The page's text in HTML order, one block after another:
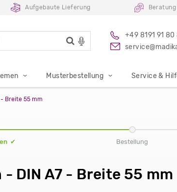
Aufgebaute Lieferung Beratung
+49 8191 91 80
Musterbestellung Service &
- Breite 55 mm
✔ Bestellung
DIN A7 - Breite 55 mm